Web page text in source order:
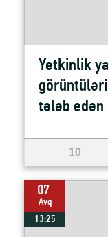
Yetkinlik
tələb edən
10
07
Avq
13:25